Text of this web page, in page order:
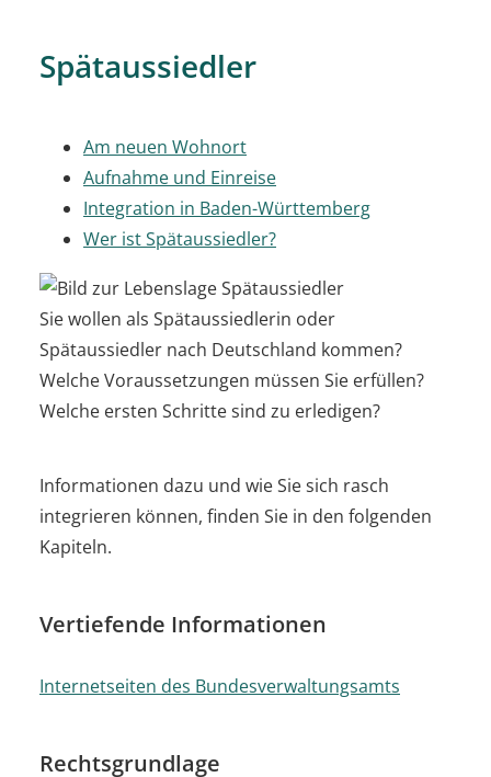
Spätaussiedler
Am neuen Wohnort
Aufnahme und Einreise
Integration in Baden-Württemberg
Wer ist Spätaussiedler?
Sie wollen als Spätaussiedlerin oder
Spätaussiedler nach Deutschland kommen?
Welche Voraussetzungen müssen Sie erfüllen?
Welche ersten Schritte sind zu erledigen?
Informationen dazu und wie Sie sich rasch
integrieren können, finden Sie in den folgenden
Kapiteln.
Vertiefende Informationen
Internetseiten des Bundesverwaltungsamts
Rechtsgrundlage